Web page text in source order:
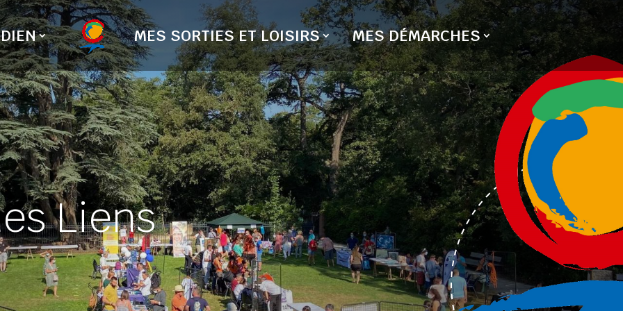
MES SORTIES ET LOISIRS MES DÉMARCHES
Liens